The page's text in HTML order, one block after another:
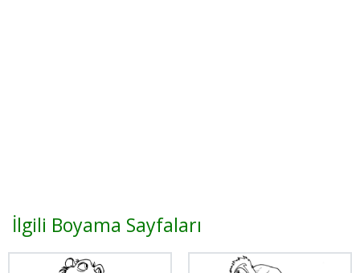
İlgili Boyama Sayfaları